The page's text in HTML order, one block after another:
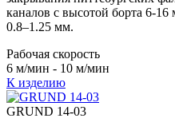
каналов с высотой борта 6-
0.8–1.25 мм.
Рабочая скорость
6 м/мин - 10 м/мин
К изделию
GRUND 14-03